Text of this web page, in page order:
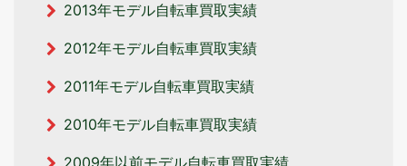
2013年モデル自転車買取実績
2012年モデル自転車買取実績
2011年モデル自転車買取実績
2010年モデル自転車買取実績